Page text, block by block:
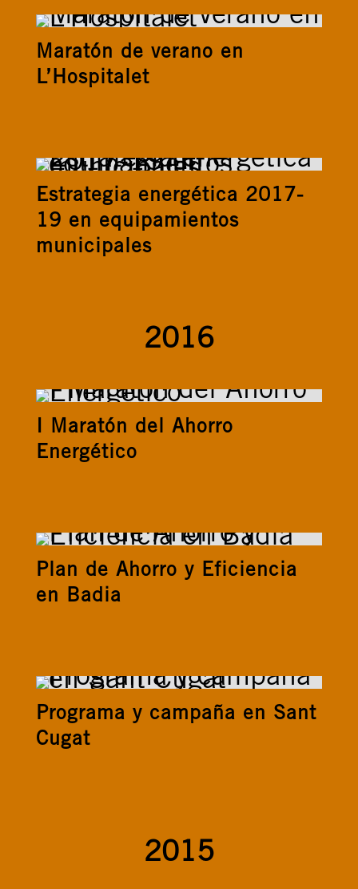
Maratón de verano en
L’Hospitalet
Estrategia energética 2017-
19 en equipamientos
municipales
2016
I Maratón del Ahorro
Energético
Plan de Ahorro y Eficiencia
en Badia
Programa y campaña en Sant
Cugat
2015